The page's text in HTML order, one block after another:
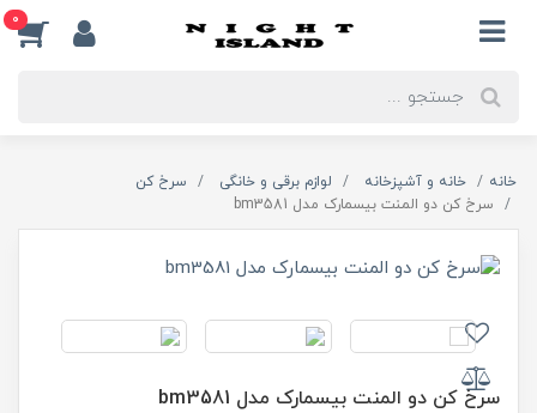
0
خانه خانه و آشپزخانه لوازم برقی و خانگی
سرخ کن
سرخ کن دو المنت بیسمارک مدل bm3581
سرخ کن دو المنت بیسمارک مدل bm3581